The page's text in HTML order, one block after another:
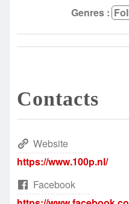
Genres :
Contacts
Website
https://www.100p.nl/
Facebook